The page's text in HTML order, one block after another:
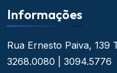
Informações
Rua Ernesto Paiva, 139
3268.0080 | 3094.5776